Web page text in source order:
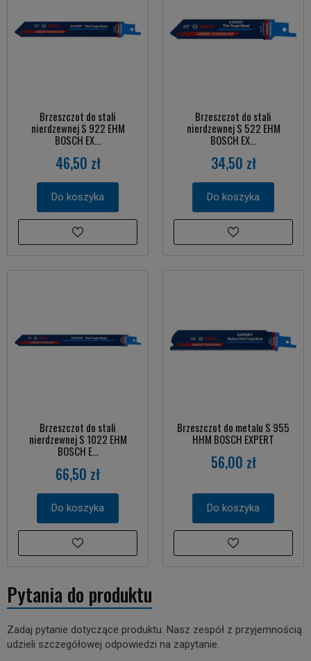
Brzeszczot do stali
nierdzewnej S 922 EHM
BOSCH EX...
46,50 zł
Do koszyka
Brzeszczot do stali
nierdzewnej S 522 EHM
BOSCH EX...
34,50 zł
Do koszyka
Brzeszczot do stali
nierdzewnej S 1022 EHM
BOSCH E...
66,50 zł
Do koszyka
Brzeszczot do metalu S 955
HHM BOSCH EXPERT
56,00 zł
Do koszyka
Pytania do produktu
Zadaj pytanie dotyczące produktu. Nasz zespół z przyjemnością
udzieli szczegółowej odpowiedzi na zapytanie.